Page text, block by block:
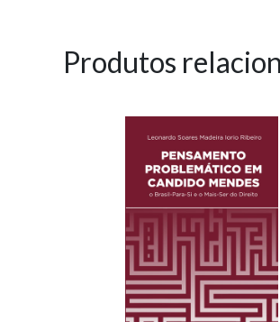
Produtos